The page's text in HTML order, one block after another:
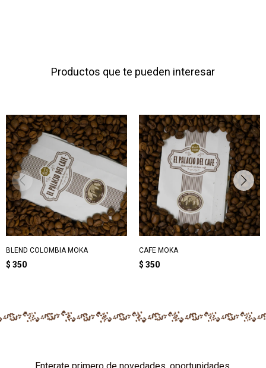
Productos que te pueden interesar
BLEND COLOMBIA MOKA
$ 350
CAFE MOKA
$ 350